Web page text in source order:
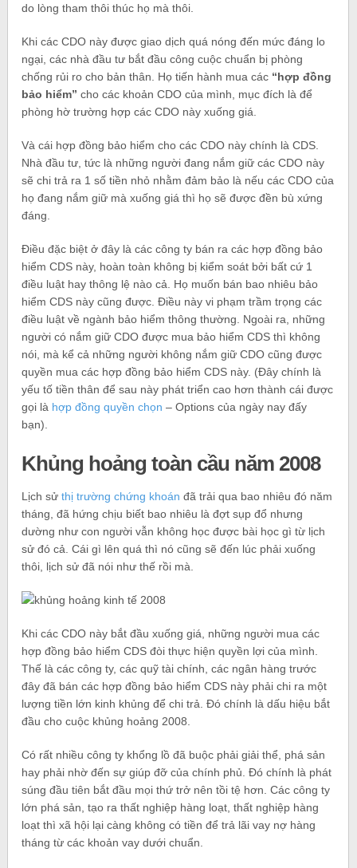
do lòng tham thôi thúc họ mà thôi.
Khi các CDO này được giao dịch quá nóng đến mức đáng lo
ngại, các nhà đầu tư bắt đầu công cuộc chuẩn bị phòng
chống rủi ro cho bản thân. Họ tiến hành mua các “hợp đồng
bảo hiểm” cho các khoản CDO của mình, mục đích là để
phòng hờ trường hợp các CDO này xuống giá.
Và cái hợp đồng bảo hiểm cho các CDO này chính là CDS.
Nhà đầu tư, tức là những người đang nắm giữ các CDO này
sẽ chi trả ra 1 số tiền nhỏ nhằm đảm bảo là nếu các CDO của
họ đang nắm giữ mà xuống giá thì họ sẽ được đền bù xứng
đáng.
Điều đặc biệt ở đây là các công ty bán ra các hợp đồng bảo
hiểm CDS này, hoàn toàn không bị kiểm soát bởi bất cứ 1
điều luật hay thông lệ nào cả. Họ muốn bán bao nhiêu bảo
hiểm CDS này cũng được. Điều này vi phạm trầm trọng các
điều luật về ngành bảo hiểm thông thường. Ngoài ra, những
người có nắm giữ CDO được mua bảo hiểm CDS thì không
nói, mà kể cả những người không nắm giữ CDO cũng được
quyền mua các hợp đồng bảo hiểm CDS này. (Đây chính là
yếu tố tiền thân để sau này phát triển cao hơn thành cái được
gọi là hợp đồng quyền chọn – Options của ngày nay đấy
bạn).
Khủng hoảng toàn cầu năm 2008
Lịch sửthị trường chứng khoán đã trải qua bao nhiêu đó năm
tháng, đã hứng chịu biết bao nhiêu là đợt sụp đổ nhưng
dường như con người vẫn không học được bài học gì từ lịch
sử đó cả. Cái gì lên quá thì nó cũng sẽ đến lúc phải xuống
thôi, lịch sử đã nói như thế rồi mà.
Khi các CDO này bắt đầu xuống giá, những người mua các
hợp đồng bảo hiểm CDS đòi thực hiện quyền lợi của mình.
Thế là các công ty, các quỹ tài chính, các ngân hàng trước
đây đã bán các hợp đồng bảo hiểm CDS này phải chi ra một
lượng tiền lớn kinh khủng để chi trả. Đó chính là dấu hiệu bắt
đầu cho cuộc khủng hoảng 2008.
Có rất nhiều công ty khổng lồ đã buộc phải giải thể, phá sản
hay phải nhờ đến sự giúp đỡ của chính phủ. Đó chính là phát
súng đầu tiên bắt đầu mọi thứ trở nên tồi tệ hơn. Các công ty
lớn phá sản, tạo ra thất nghiệp hàng loạt, thất nghiệp hàng
loạt thì xã hội lại càng không có tiền để trả lãi vay nợ hàng
tháng từ các khoản vay dưới chuẩn.